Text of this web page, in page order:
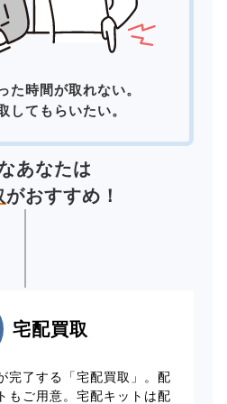
た時間が取れない。
してもらいたい。
あなたは
がおすすめ！
宅配買取
完了する「宅配買取」。配
もご用意。宅配キットは配